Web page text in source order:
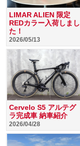
LIMAR ALIEN 限定
REDカラー入荷しまし
た！
2026/05/13
Cervelo S5 アルテグ
ラ完成車 納車紹介
2026/04/28